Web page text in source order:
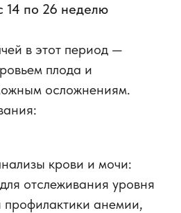
14 по 26 неделю
в этот период —
плода и
осложнениям.
крови и мочи:
отслеживания уровня
профилактики анемии,